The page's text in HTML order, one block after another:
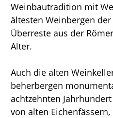
Weinbautradition mit
ältesten Weinbergen
Überreste aus der
Alter.
Auch die alten
beherbergen
achtzehnten
von alten